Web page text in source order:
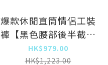
爆款休閒直筒情侶工裝
褲【黑色腰部後半截帶
有鬆緊彈帶XS-2XL
碼，下單後與客服確認
HK$979.00
HK$1,223.00